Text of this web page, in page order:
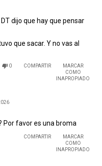
dijo que hay que pensar
que sacar. Y no vas al
0 COMPARTIR
MARCAR
COMO
INAPROPIADO
Por favor es una broma
COMPARTIR
MARCAR
COMO
INAPROPIADO